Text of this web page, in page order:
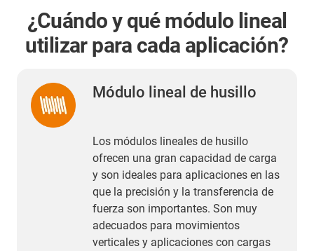
¿Cuándo y qué módulo lineal
utilizar para cada aplicación?
Módulo lineal de husillo
Los módulos lineales de husillo
ofrecen una gran capacidad de carga
y son ideales para aplicaciones en las
que la precisión y la transferencia de
fuerza son importantes. Son muy
adecuados para movimientos
verticales y aplicaciones con cargas